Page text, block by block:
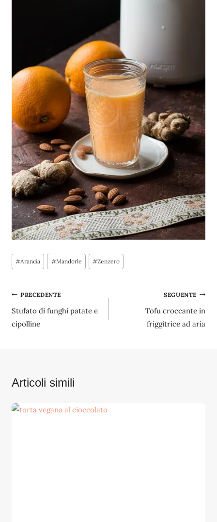
Tag
articolo:
#Arancia #Mandorle #Zenzero
Navigazione
articoli
PRECEDENTE
Stufato di funghi patate e
cipolline
SEGUENTE
Tofu croccante in
friggitrice ad aria
Articoli simili